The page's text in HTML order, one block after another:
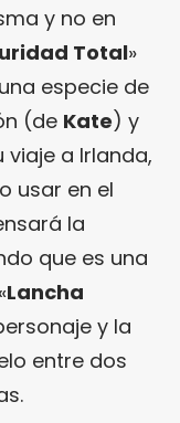
y no en
Total»
especie de
(de Kate) y
viaje a Irlanda,
usar en el
la
que es una
Lancha
y la
entre dos